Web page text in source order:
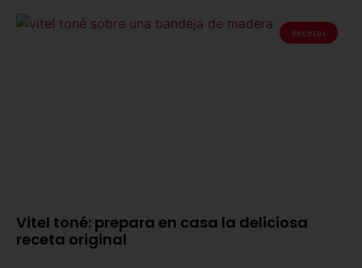
Recetas
Vitel toné: prepara en casa la deliciosa
receta original